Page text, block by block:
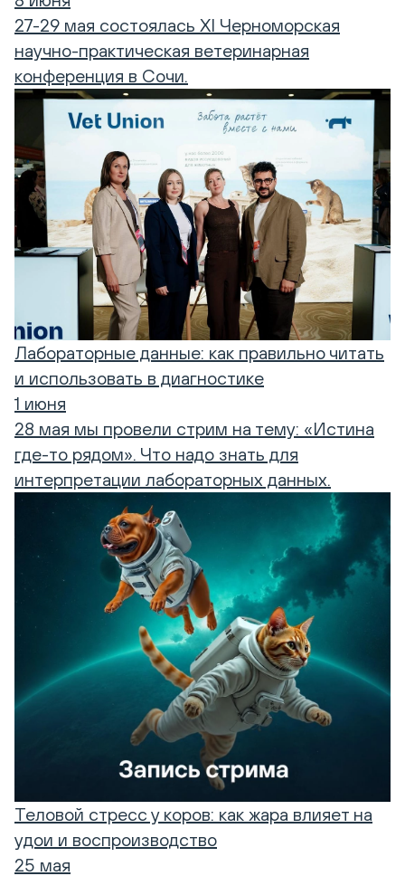
27-29 мая состоялась XI Черноморская
научно-практическая ветеринарная
конференция в Сочи.
Лабораторные данные: как правильно читать
и использовать в диагностике
1 июня
28 мая мы провели стрим на тему: «Истина
где-то рядом». Что надо знать для
интерпретации лабораторных данных.
Теловой стресс у коров: как жара влияет на
удои и воспроизводство
25 мая